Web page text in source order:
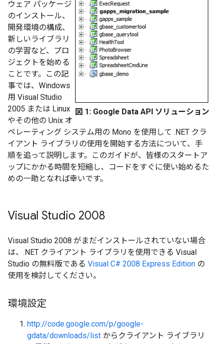
図 1: Google Data API ソリューション
ウェア パッケージ
のインストール、
開発環境の構成、
新しいライブラリ
の学習など、プロ
ジェクトを始める
ことです。この記
事では、Windows
用 Visual Studio
2005 または Linux
やその他の Unix オ
ペレーティング システム用の Mono を使用して .NET クラ
イアント ライブラリの使用を開始する方法について、手
順を追って説明します。このガイドが、皆様のスタートア
ップにかかる時間を短縮し、コードをすぐに使い始めるた
めの一助となれば幸いです。
Visual Studio 2008
Visual Studio 2008 がまだインストールされていない場合
は、.NET クライアント ライブラリを使用できる Visual
Studio の無料版である Visual C# 2008 Express Edition の
使用を検討してください。
環境設定
http://code.google.com/p/google-
gdata/downloads/list からクライアント ライブラリ